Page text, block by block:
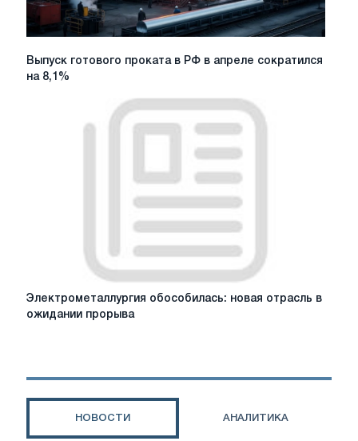
Выпуск
готового
Выпуск готового проката в РФ в апреле сократился
на 8,1%
Электрометаллургия
ожидании
Электрометаллургия обособилась: новая отрасль в
ожидании прорыва
НОВОСТИ АНАЛИТИКА